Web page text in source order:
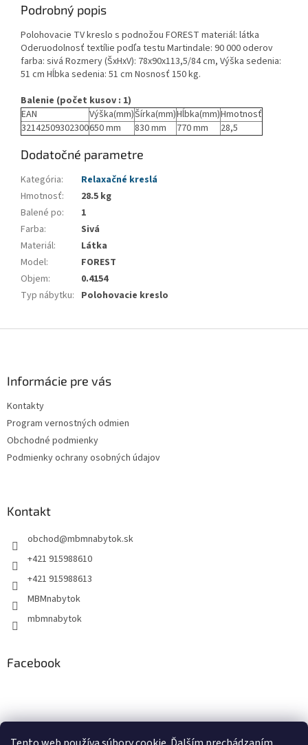
Podrobný popis
Polohovacie TV kreslo s podnožou FOREST materiál: látka
Oderuodolnosť textílie podľa testu Martindale: 90 000 oderov
farba: sivá Rozmery (ŠxHxV): 78x90x113,5/84 cm, Výška sedenia:
51 cm Hĺbka sedenia: 51 cm Nosnosť 150 kg.
Balenie (počet kusov : 1)
EAN
Výška(mm)Šírka(mm)Hĺbka(mm)Hmotnosť
32142509302300650 mm 830 mm 770 mm 28,5
Dodatočné parametre
Kategória:
Relaxačné kreslá
Hmotnosť:
28.5 kg
Balené po:
1
Farba:
Sivá
Materiál:
Látka
Model:
FOREST
Objem:
0.4154
Typ nábytku: Polohovacie kreslo
Informácie pre vás
Kontakty
Program vernostných odmien
Obchodné podmienky
Podmienky ochrany osobných údajov
Kontakt
obchod@mbmnabytok.sk
+421 915988610
+421 915988613
MBMnabytok
mbmnabytok
Facebook
Nákupný košík